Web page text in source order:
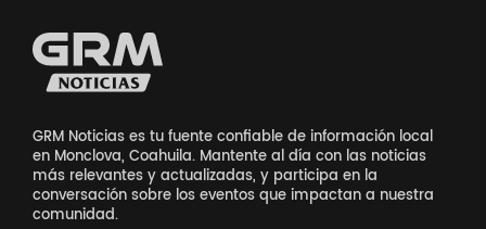
GRM Noticias es tu fuente confiable de información local
en Monclova, Coahuila. Mantente al día con las noticias
más relevantes y actualizadas, y participa en la
conversación sobre los eventos que impactan a nuestra
comunidad.